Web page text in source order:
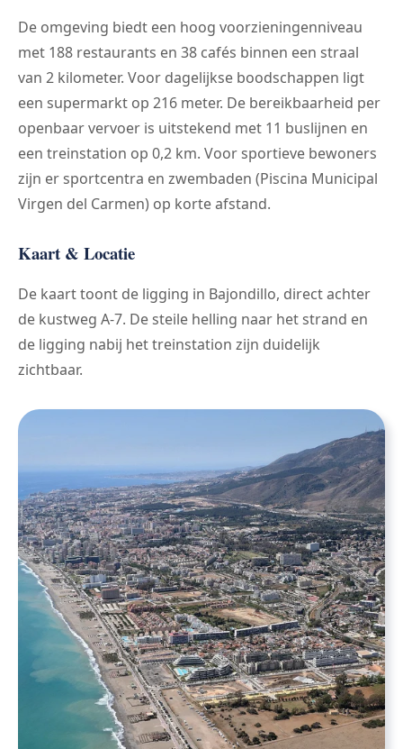
De omgeving biedt een hoog voorzieningenniveau
met 188 restaurants en 38 cafés binnen een straal
van 2 kilometer. Voor dagelijkse boodschappen ligt
een supermarkt op 216 meter. De bereikbaarheid per
openbaar vervoer is uitstekend met 11 buslijnen en
een treinstation op 0,2 km. Voor sportieve bewoners
zijn er sportcentra en zwembaden (Piscina Municipal
Virgen del Carmen) op korte afstand.
Kaart & Locatie
De kaart toont de ligging in Bajondillo, direct achter
de kustweg A-7. De steile helling naar het strand en
de ligging nabij het treinstation zijn duidelijk
zichtbaar.